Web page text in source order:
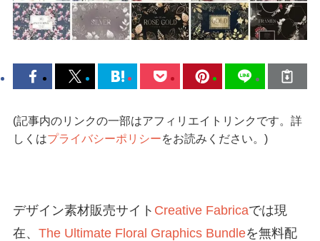
(記事内のリンクの一部はアフィリエイトリンクです。詳
しくはプライバシーポリシーをお読みください。)
デザイン素材販売サイト Creative Fabricaでは現
在、 The Ultimate Floral Graphics Bundleを無料配